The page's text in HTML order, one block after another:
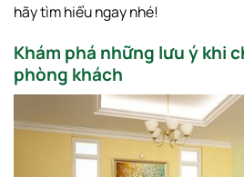
hãy tìm hiểu ngay nhé!
Khám phá những lưu ý khi
phòng khách